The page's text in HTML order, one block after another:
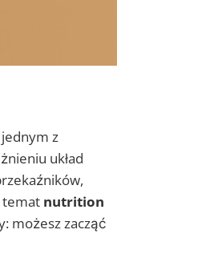
z
układ
temat nutrition
możesz zacząć